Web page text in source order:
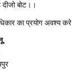
बोट।।
का प्रयोग अवश्य करे